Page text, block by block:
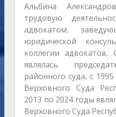
Альбина
трудовую
адвокатом,
юридической
коллегии
являлась
районного суда, с
Верховного Суда
2013 по 2024 годы
Верховного Суда